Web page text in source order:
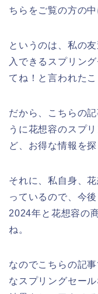
ちらをご覧の方の
というのは、私の
入できるスプリン
てね！と言われた
だから、こちらの
うに花想容のスプ
ど、お得な情報を
それに、私自身、
っているので、今
2024年と花想容の
ね。
なのでこちらの記
なスプリングセー